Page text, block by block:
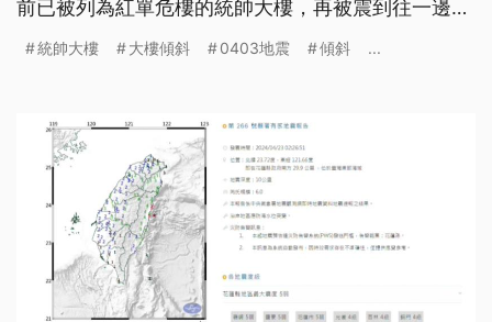
前已被列為紅單危樓的統帥大樓，再被震到往一邊傾
統帥大樓 大樓傾斜 0403地震 傾斜 ...